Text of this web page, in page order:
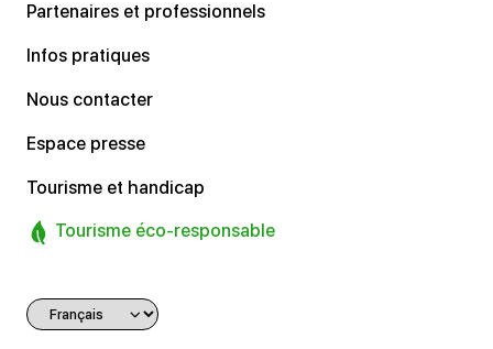
Partenaires et professionnels
Infos pratiques
Nous contacter
Espace presse
Tourisme et handicap
Tourisme éco-responsable